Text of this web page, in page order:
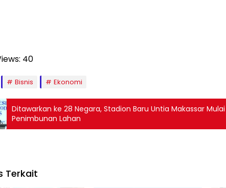
40
Bisnis Ekonomi
Ditawarkan ke 28 Negara, Stadion Baru Untia Makassar
Penimbunan Lahan
Terkait